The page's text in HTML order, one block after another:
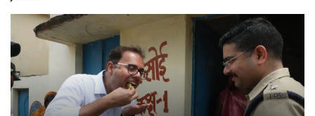
अचानक
पहुंचे
अफसर,
बच्चों
को
मिला